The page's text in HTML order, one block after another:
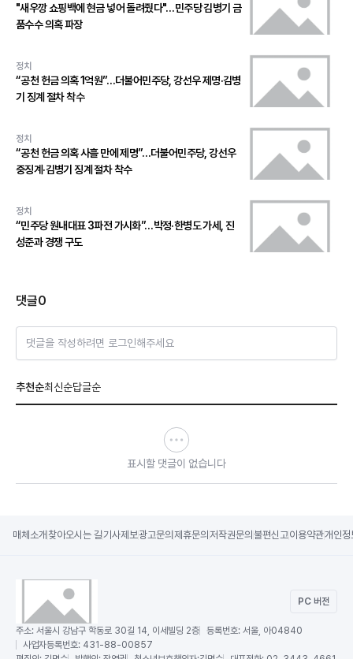
"새우깡 쇼핑백에 현금 넣어 돌려줬다"…민주당 김병기 금
품수수 의혹 파장
정치
“공천 헌금 의혹 1억원”…더불어민주당, 강선우 제명·김병
기 징계 절차 착수
정치
“공천 헌금 의혹 사흘 만에 제명”…더불어민주당, 강선우
중징계·김병기 징계 절차 착수
정치
“민주당 원내대표 3파전 가시화”…박정·한병도 가세, 진
성준과 경쟁 구도
댓글0
댓글을 작성하려면 로그인해주세요
추천순최신순답글순
표시할 댓글이 없습니다
매체소개 찾아오시는 길기사제보광고문의 제휴문의 저작권문의 불편신고이용약관개인정
PC 버전
주소: 서울시 강남구 학동로 30길 14, 이세빌딩 2층 등록번호: 서울, 아04840
사업자등록번호: 431-88-00857